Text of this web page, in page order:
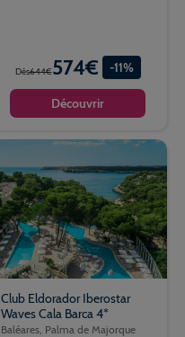
Dès644€574€ -11%
Découvrir
Club Eldorador Iberostar
Waves Cala Barca 4*
Baléares, Palma de Majorque